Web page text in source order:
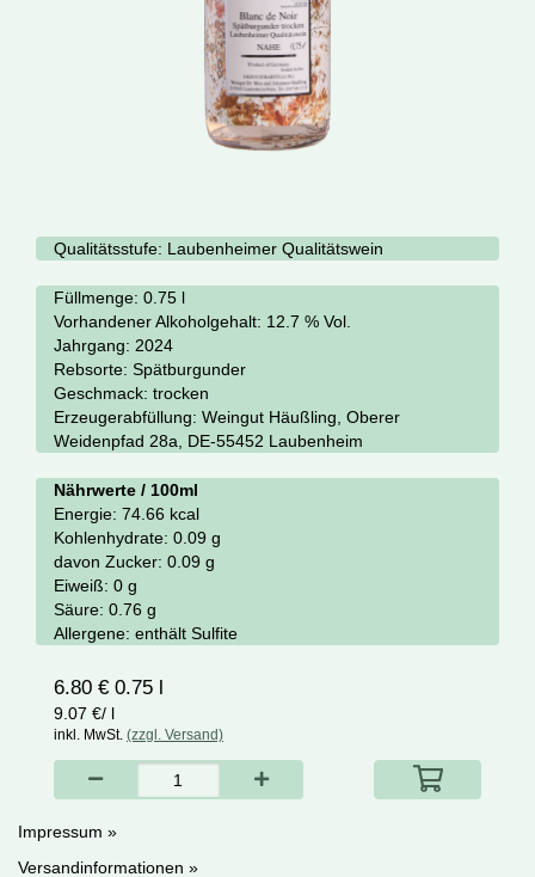
Qualitätsstufe: Laubenheimer Qualitätswein
Füllmenge: 0.75 l
Vorhandener Alkoholgehalt: 12.7 % Vol.
Jahrgang: 2024
Rebsorte: Spätburgunder
Geschmack: trocken
Erzeugerabfüllung: Weingut Häußling, Oberer
Weidenpfad 28a, DE-55452 Laubenheim
Nährwerte / 100ml
Energie: 74.66 kcal
Kohlenhydrate: 0.09 g
davon Zucker: 0.09 g
Eiweiß: 0 g
Säure: 0.76 g
Allergene: enthält Sulfite
6.80 € 0.75 l
9.07 €/ l
inkl. MwSt. (zzgl. Versand)
Impressum »
Versandinformationen »